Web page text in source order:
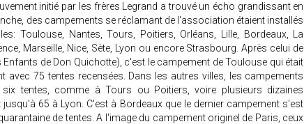
initié par les frères Legrand a trouvé un écho grandissant en
des campements se réclamant de l'association étaient installés
Toulouse, Nantes, Tours, Poitiers, Orléans, Lille, Bordeaux, La
Marseille, Nice, Sète, Lyon ou encore Strasbourg. Après celui de
de Don Quichotte), c'est le campement de Toulouse qui était
avec 75 tentes recensées. Dans les autres villes, les campements
tentes, comme à Tours ou Poitiers, voire plusieurs dizaines
jusqu'à 65 à Lyon. C'est à Bordeaux que le dernier campement s'est
de tentes. A l'image du campement originel de Paris, ceux